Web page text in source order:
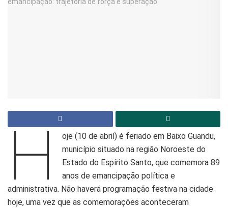
H
oje (10 de abril) é feriado em Baixo Guandu,
município situado na região Noroeste do
Estado do Espírito Santo, que comemora 89
anos de emancipação política e
administrativa. Não haverá programação festiva na cidade
hoje, uma vez que as comemorações aconteceram